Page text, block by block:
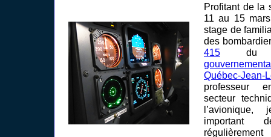
Profitant de la
11 au 15
stage de
des
415
Québec-Jean-
professeur
secteur
important